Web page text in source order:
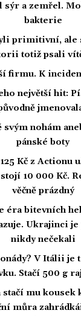
sýr a zemřel.
bakterie
primitivní, ale
totiž psali
firmu. K
největší hit:
svým nohám
pánské boty
Kč z Actionu
10 000 Kč.
věčně prázdný
éra bitevních
Ukrajinci
nikdy nečekali
V Itálii je
Stačí 500 g
stačí mu kousek
můra